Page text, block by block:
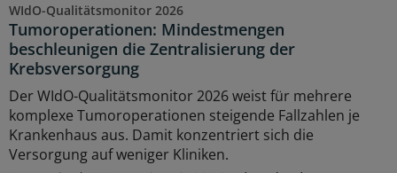
WIdO-Qualitätsmonitor 2026
Tumoroperationen: Mindestmengen
beschleunigen die Zentralisierung der
Krebsversorgung
Der WIdO-Qualitätsmonitor 2026 weist für mehrere
komplexe Tumoroperationen steigende Fallzahlen je
Krankenhaus aus. Damit konzentriert sich die
Versorgung auf weniger Kliniken.